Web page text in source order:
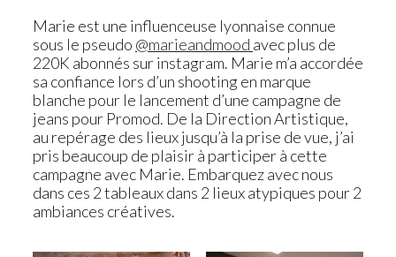
Marie est une influenceuse lyonnaise connue
sous le pseudo @marieandmood avec plus de
220K abonnés sur instagram. Marie m’a accordée
sa confiance lors d’un shooting en marque
blanche pour le lancement d’une campagne de
jeans pour Promod. De la Direction Artistique,
au repérage des lieux jusqu’à la prise de vue, j’ai
pris beaucoup de plaisir à participer à cette
campagne avec Marie. Embarquez avec nous
dans ces 2 tableaux dans 2 lieux atypiques pour 2
ambiances créatives.